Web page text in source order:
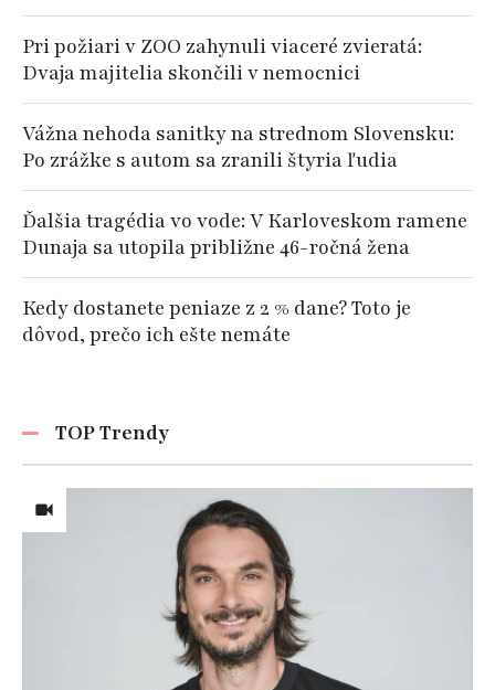
Pri požiari v ZOO zahynuli viaceré zvieratá:
Dvaja majitelia skončili v nemocnici
Vážna nehoda sanitky na strednom Slovensku:
Po zrážke s autom sa zranili štyria ľudia
Ďalšia tragédia vo vode: V Karloveskom ramene
Dunaja sa utopila približne 46-ročná žena
Kedy dostanete peniaze z 2 % dane? Toto je
dôvod, prečo ich ešte nemáte
TOP Trendy